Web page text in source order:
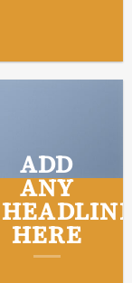
ADD
ANY
HERE